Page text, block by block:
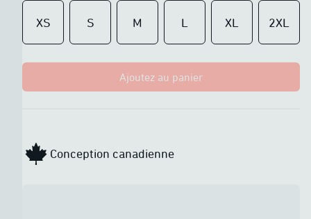
XS S M L XL 2XL
Ajoutez au panier
Conception canadienne